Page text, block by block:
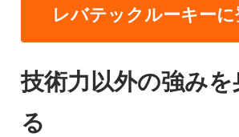
レバテックルーキーに
技術力以外の強み
る